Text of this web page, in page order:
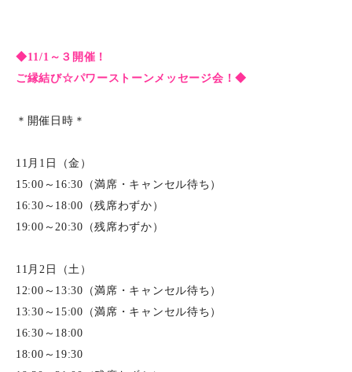
◆11/1～３開催！
ご縁結び☆パワーストーンメッセージ会！◆
＊開催日時＊
11月1日（金）
15:00～16:30（満席・キャンセル待ち）
16:30～18:00（残席わずか）
19:00～20:30（残席わずか）
11月2日（土）
12:00～13:30（満席・キャンセル待ち）
13:30～15:00（満席・キャンセル待ち）
16:30～18:00
18:00～19:30